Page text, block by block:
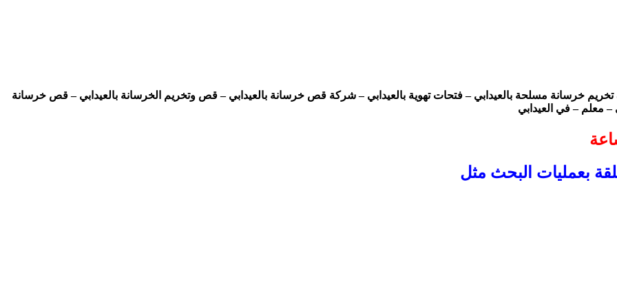
خرسانة مسلحة بالعيدابي – فتحات تهوية بالعيدابي – شركة قص خرسانة بالعيدابي – قص وتخريم الخرسانة بالعيدابي – قص خرسانة
– معلم – في العيدابي
بعمليات البحث مثل